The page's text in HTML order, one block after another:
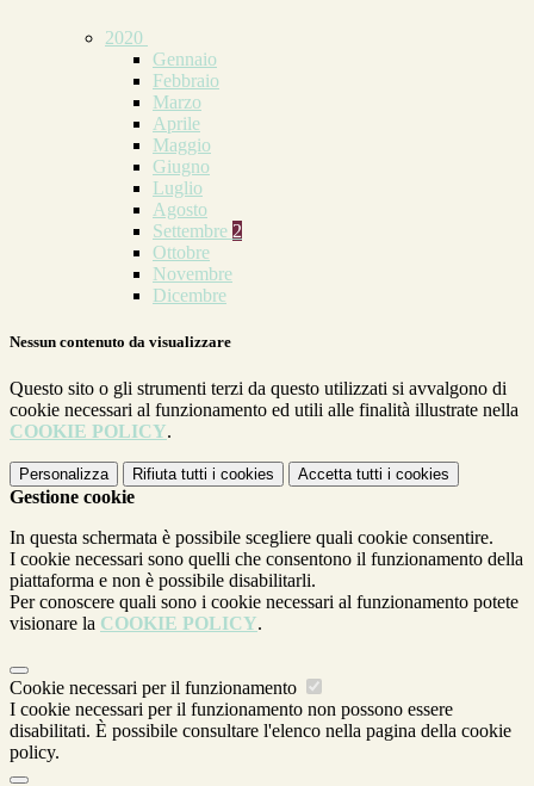
2020
Gennaio
Febbraio
Marzo
Aprile
Maggio
Giugno
Luglio
Agosto
Settembre 2
Ottobre
Novembre
Dicembre
Nessun contenuto da visualizzare
Questo sito o gli strumenti terzi da questo utilizzati si avvalgono di
cookie necessari al funzionamento ed utili alle finalità illustrate nella
COOKIE POLICY.
Personalizza Rifiuta tutti i cookies Accetta tutti i cookies
Gestione cookie
In questa schermata è possibile scegliere quali cookie consentire.
I cookie necessari sono quelli che consentono il funzionamento della
piattaforma e non è possibile disabilitarli.
Per conoscere quali sono i cookie necessari al funzionamento potete
visionare la COOKIE POLICY.
Cookie necessari per il funzionamento
I cookie necessari per il funzionamento non possono essere
disabilitati. È possibile consultare l'elenco nella pagina della cookie
policy.